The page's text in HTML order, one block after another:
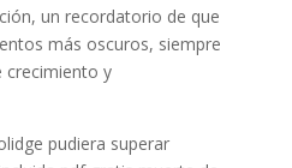
un recordatorio de que
más oscuros, siempre
crecimiento y
pudiera superar